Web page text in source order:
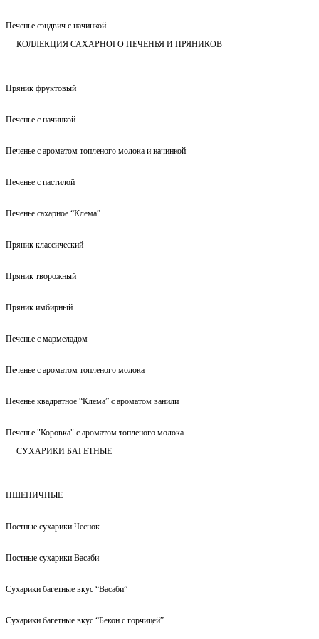
Печенье сэндвич с начинкой
КОЛЛЕКЦИЯ САХАРНОГО ПЕЧЕНЬЯ И ПРЯНИКОВ
Пряник фруктовый
Печенье с начинкой
Печенье с ароматом топленого молока и начинкой
Печенье с пастилой
Печенье сахарное “Клема”
Пряник классический
Пряник творожный
Пряник имбирный
Печенье с мармеладом
Печенье с ароматом топленого молока
Печенье квадратное “Клема” с ароматом ванили
Печенье "Коровка" с ароматом топленого молока
СУХАРИКИ БАГЕТНЫЕ
ПШЕНИЧНЫЕ
Постные сухарики Чеснок
Постные сухарики Васаби
Сухарики багетные вкус “Васаби”
Сухарики багетные вкус “Бекон с горчицей”